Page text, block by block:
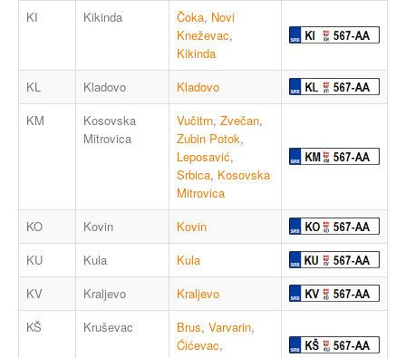
KI
Kikinda Čoka, Novi
Kneževac,
Kikinda
KL
Kladovo
Kladovo
KM
Kosovska
Mitrovica
Vučitrn, Zvečan,
Zubin Potok,
Leposavić,
Srbica, Kosovska
Mitrovica
KO
Kovin
Kovin
KU
Kula
Kula
KV
Kraljevo
Kraljevo
KŠ
Kruševac Brus, Varvarin,
Ćićevac,